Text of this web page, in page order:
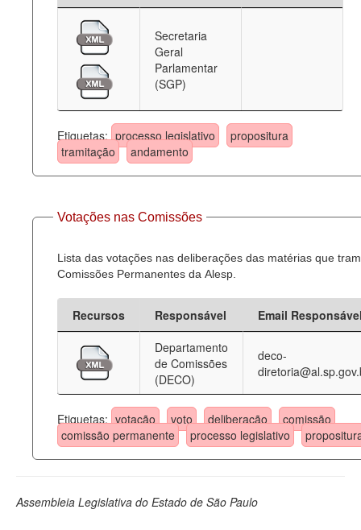
Secretaria
Geral
Parlamentar
(SGP)
Etiquetas: processo legislativo
propositura
tramitação
andamento
Votações nas Comissões
Lista das votações nas deliberações das matérias que
Comissões Permanentes da Alesp.
Recursos Responsável
Email
Departamento
de Comissões
(DECO)
deco-
Etiquetas: votação voto deliberação
comissão
comissão permanente
processo legislativo
Assembleia Legislativa do Estado de São Paulo